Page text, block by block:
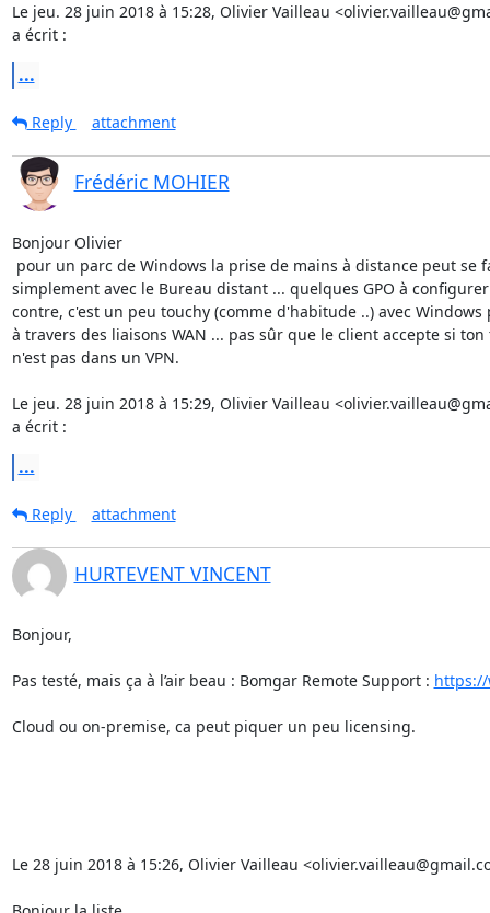
Le jeu. 28 juin 2018 à 15:28, Olivier Vailleau
a écrit :
...
Reply attachment
Frédéric MOHIER
Bonjour Olivier
simplement avec le Bureau distant ... quelques GPO à
contre, c'est un peu touchy (comme d'habitude ..) avec Windows
à travers des liaisons WAN ... pas sûr que le client accepte si ton
n'est pas dans un VPN.
Le jeu. 28 juin 2018 à 15:29, Olivier Vailleau
a écrit :
...
Reply attachment
HURTEVENT VINCENT
Bonjour,
Pas testé, mais ça à l’air beau : Bomgar Remote Support :
Cloud ou on-premise, ca peut piquer un peu licensing.
Le 28 juin 2018 à 15:26, Olivier Vailleau